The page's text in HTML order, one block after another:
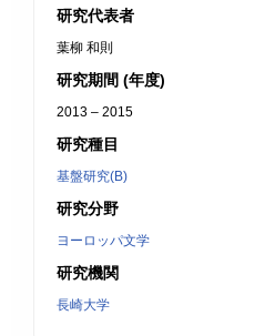
研究代表者
葉柳 和則
研究期間 (年度)
2013 – 2015
研究種目
基盤研究(B)
研究分野
ヨーロッパ文学
研究機関
長崎大学